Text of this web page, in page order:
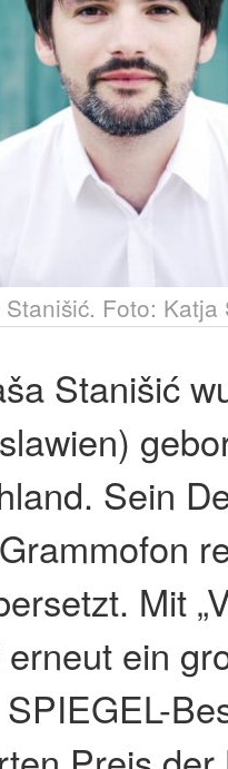
Stanišić. Foto: Katja
Stanišić
Sein
Mit
ein